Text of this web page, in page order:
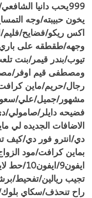
999يحب دانيا
يخون حبيبته/وجه
اكس ريكو/فضايح/فليم/
وجهه/طقطقه على
تيوب/بندر قيمر/بنت
ومصطفى قيم اوفر/
رجال/حريم/ماين
مشهور/جميل/علي/
فضيحه دايلر/
الاضافات الجديده لي
دي/انترو فور دي/
ايفون9/
تجيب ريالين/تفحيط/
راح تنحذف/سكاي